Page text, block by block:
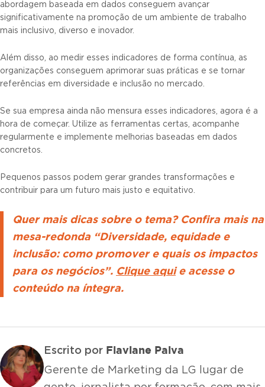
abordagem baseada em dados conseguem avançar
significativamente na promoção de um ambiente de trabalho
mais inclusivo, diverso e inovador.
Além disso, ao medir esses indicadores de forma contínua, as
organizações conseguem aprimorar suas práticas e se tornar
referências em diversidade e inclusão no mercado.
Se sua empresa ainda não mensura esses indicadores, agora é a
hora de começar. Utilize as ferramentas certas, acompanhe
regularmente e implemente melhorias baseadas em dados
concretos.
Pequenos passos podem gerar grandes transformações e
contribuir para um futuro mais justo e equitativo.
Quer mais dicas sobre o tema? Confira mais na
mesa-redonda “Diversidade, equidade e
inclusão: como promover e quais os impactos
para os negócios”. Clique aquie acesse o
conteúdo na íntegra.
Escrito por Flaviane Paiva
Gerente de Marketing da LG lugar de